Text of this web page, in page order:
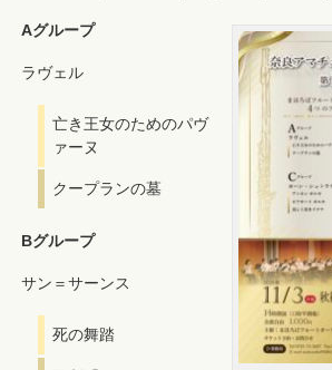
Aグループ
ラヴェル
亡き王女のためのパヴ
ァーヌ
クープランの墓
Bグループ
サン＝サーンス
死の舞踏